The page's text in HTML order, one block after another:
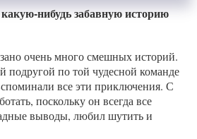
нибудь забавную историю
очень много смешных историй.
подругой по той чудесной команде
все эти приключения. С
поскольку он всегда все
выводы, любил шутить и